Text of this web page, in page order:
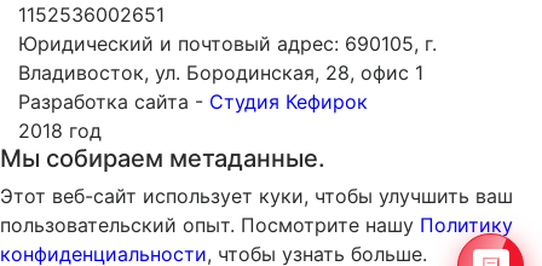
1152536002651
Юридический и почтовый адрес: 690105, г.
Владивосток, ул. Бородинская, 28, офис 1
Разработка сайта - Студия Кефирок
2018 год
Мы собираем метаданные.
Этот веб-сайт использует куки, чтобы улучшить ваш
пользовательский опыт. Посмотрите нашу Политику
конфиденциальности, чтобы узнать больше.